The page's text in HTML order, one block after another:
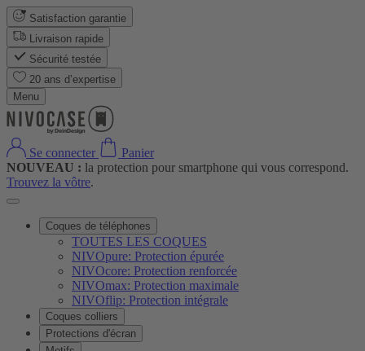
Satisfaction garantie
Livraison rapide
Sécurité testée
20 ans d’expertise
Menu
Se connecter
Panier
NOUVEAU : la protection pour smartphone qui vous correspond.
Trouvez la vôtre.
Coques de téléphones
TOUTES LES COQUES
NIVOpure: Protection épurée
NIVOcore: Protection renforcée
NIVOmax: Protection maximale
NIVOflip: Protection intégrale
Coques colliers
Protections d'écran